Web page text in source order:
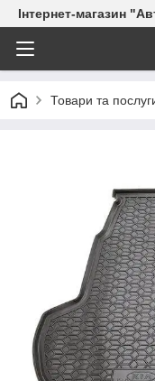
Інтернет-магазин
Товари та